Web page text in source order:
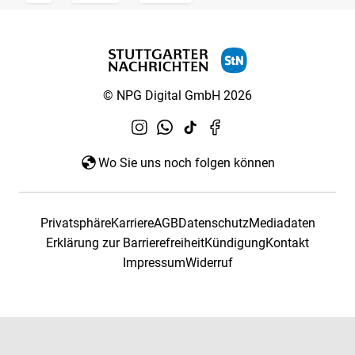
© NPG Digital GmbH 2026
Wo Sie uns noch folgen können
PrivatsphäreKarriereAGBDatenschutzMediadaten
Erklärung zur BarrierefreiheitKündigungKontakt
ImpressumWiderruf